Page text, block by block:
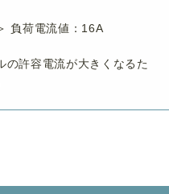
負荷電流値：16A
の許容電流が大きくなるた